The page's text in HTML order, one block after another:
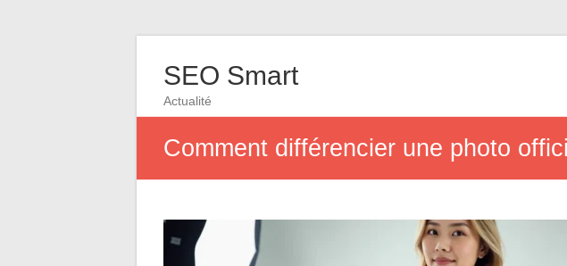
SEO Smart
Actualité
Comment différencier une photo